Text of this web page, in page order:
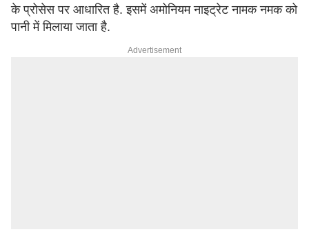
के प्रोसेस पर आधारित है. इसमें अमोनियम नाइट्रेट नामक नमक को
पानी में मिलाया जाता है.
Advertisement